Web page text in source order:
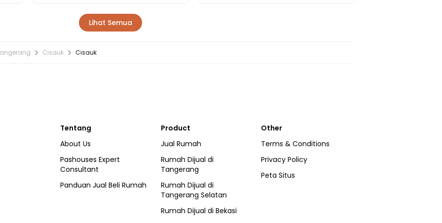
Lihat Semua
Cisauk Cisauk
Tentang
About Us
Pashouses Expert
Consultant
Panduan Jual Beli Rumah
Product
Jual Rumah
Rumah Dijual di
Tangerang
Rumah Dijual di
Tangerang Selatan
Rumah Dijual di Bekasi
Other
Terms & Conditions
Privacy Policy
Peta Situs